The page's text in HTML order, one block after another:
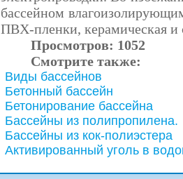
бассейном
ПВХ-пленки, керамическая и
Просмотров: 1052
Смотрите также:
Виды бассейнов
Бетонный бассейн
Бетонирование бассейна
Бассейны из полипропилена.
Бассейны из кок-полиэстера
Активированный уголь в